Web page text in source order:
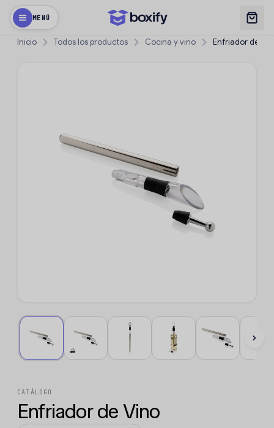
MENÚ
Inicio Todos los productos Cocina y vino Enfriador de
CATÁLOGO
Enfriador de Vino